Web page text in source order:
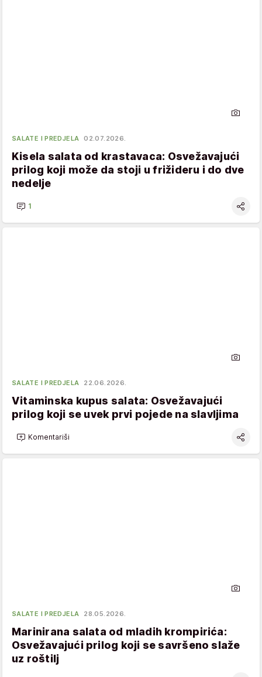
SALATE I PREDJELA 02.07.2026.
Kisela salata od krastavaca: Osvežavajući
prilog koji može da stoji u frižideru i do dve
nedelje
1
SALATE I PREDJELA 22.06.2026.
Vitaminska kupus salata: Osvežavajući
prilog koji se uvek prvi pojede na slavljima
Komentariši
SALATE I PREDJELA 28.05.2026.
Marinirana salata od mladih krompirića:
Osvežavajući prilog koji se savršeno slaže
uz roštilj